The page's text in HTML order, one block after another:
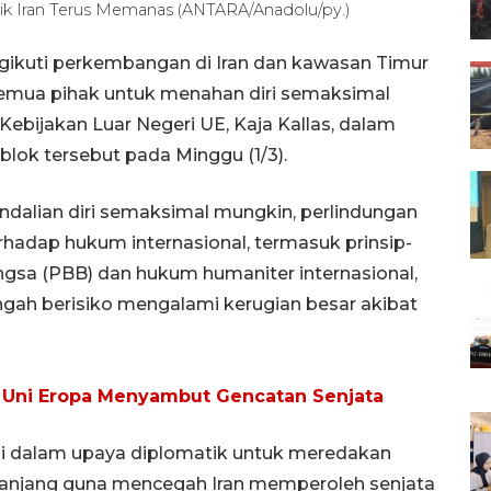
Terus Memanas (ANTARA/Anadolu/py.)
perkembangan di Iran dan kawasan Timur
pihak untuk menahan diri semaksimal
Luar Negeri UE, Kaja Kallas, dalam
tersebut pada Minggu (1/3).
diri semaksimal mungkin, perlindungan
hukum internasional, termasuk prinsip-
(PBB) dan hukum humaniter internasional,
berisiko mengalami kerugian besar akibat
Eropa Menyambut Gencatan Senjata
dalam upaya diplomatik untuk meredakan
guna mencegah Iran memperoleh senjata